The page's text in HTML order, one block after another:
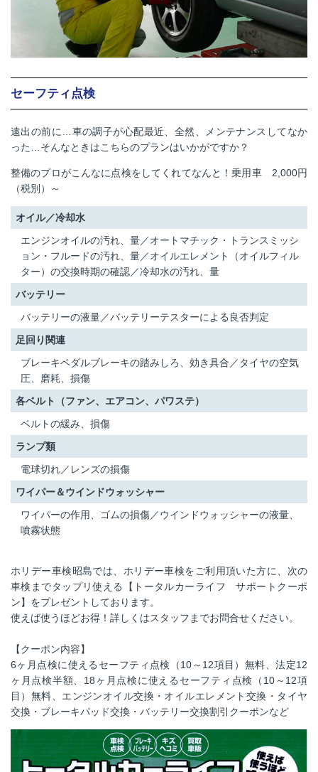
セーフティ点検
遠出の前に…車の調子が心配最近、全然、メンテナンスしてなか
った…そんなときはこちらのプランはいかがですか？
整備のプロがこんなに点検をしてくれてなんと！乗用車 2,000円
（税別）～
オイル／冷却水
エンジンオイルの汚れ、量／オートマチック・トランスミッシ
ョン・フルードの汚れ、量／オイルエレメント（オイルフィル
ター）の交換時期の確認／冷却水の汚れ、量
バッテリー
バッテリーの液量／バッテリーテスターによる良否判定
足回り関連
ブレーキペダルブレーキの踏みしろ、効き具合／タイヤの空気
圧、磨耗、損傷
各ベルト（ファン、エアコン、パワステ）
ベルトの緩み、損傷
ランプ類
電球切れ／レンズの損傷
ワイパー＆ウインドウォッシャー
ワイパーの作用、ゴムの損傷／ウインドウォッシャーの液量、
噴霧状態
ホリデー車検昭島では、ホリデー車検をご利用頂いた方に、次の
車検までタップリ使える【トータルカーライフ サポートクーポ
ン】をプレゼントしております。
使えば使うほどお得！詳しくはスタッフまでお問合せください。
【クーポン内容】
6ヶ月点検に使えるセーフティ点検（10～12項目）無料、法定12
ヶ月点検半額、18ヶ月点検に使えるセーフティ点検（10～12項
目）無料、エンジンオイル交換・オイルエレメント交換・タイヤ
交換・ブレーキパッド交換・バッテリー交換割引クーポンなど